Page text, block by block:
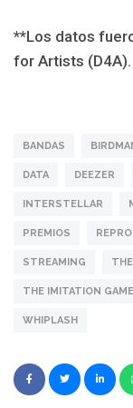
**Los datos
for Artists (D4A).
BANDAS
DATA DEEZER
INTERSTELLAR
PREMIOS
STREAMING
THE IMITATION GAME
WHIPLASH